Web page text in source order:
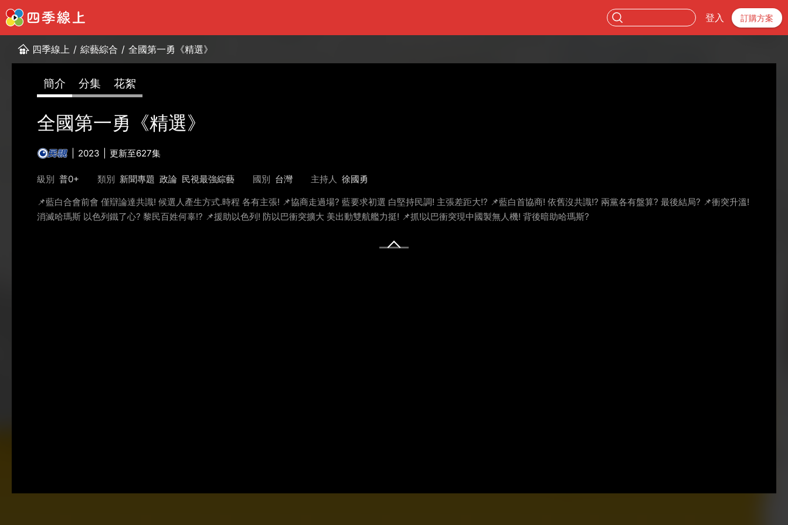
登入 訂購方案
四季線上 / 綜藝綜合 / 全國第一勇《精選》
簡介 分集 花絮
全國第一勇《精選》
2023 更新至627集
級別 普0+ 類別 新聞專題 政論 民視最強綜藝 國別 台灣 主持人 徐國勇
📌藍白合會前會 僅辯論達共識! 候選人產生方式.時程 各有主張! 📌協商走過場? 藍要求初選 白堅持民調! 主張差距大!? 📌藍白首協商! 依舊沒共識!? 兩黨各有盤算? 最後結局? 📌衝突升溫!
消滅哈瑪斯 以色列鐵了心? 黎民百姓何辜!? 📌援助以色列! 防以巴衝突擴大 美出動雙航艦力挺! 📌抓!以巴衝突現中國製無人機! 背後暗助哈瑪斯?